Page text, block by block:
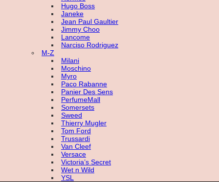
Hugo Boss
Janeke
Jean Paul Gaultier
Jimmy Choo
Lancome
Narciso Rodriguez
M-Z
Milani
Moschino
Myro
Paco Rabanne
Panier Des Sens
PerfumeMall
Somersets
Sweed
Thierry Mugler
Tom Ford
Trussardi
Van Cleef
Versace
Victoria’s Secret
Wet n Wild
YSL